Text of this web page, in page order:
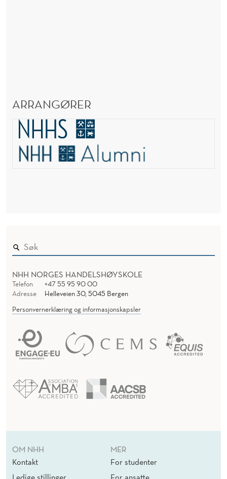
ARRANGØRER
NHH NORGES HANDELSHØYSKOLE
Telefon
+47 55 95 90 00
Adresse
Helleveien 30, 5045 Bergen
Personvernerklæring og informasjonskapsler
OM NHH
Kontakt
MER
For studenter